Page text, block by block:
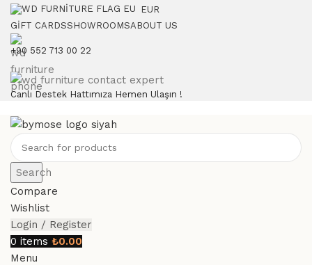
EUR
GIFT CARDSSHOWROOMSABOUT US
+90 552 713 00 22
Canlı Destek Hattımıza Hemen Ulaşın !
Search
Compare
Wishlist
Login / Register
0 items ₺0.00
Menu